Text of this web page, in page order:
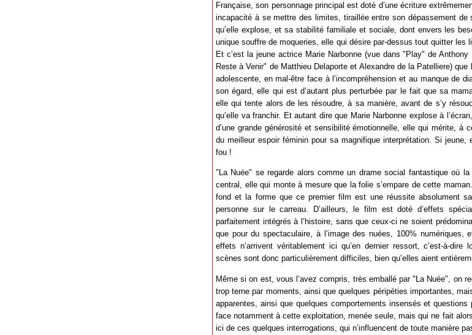
Française, son personnage principal est doté d’une écriture
incapacité à se mettre des limites, tiraillée entre son dépassement de
qu’elle explose, et sa stabilité familiale et sociale, dont envers les
unique souffre de moqueries, elle qui désire par-dessus tout quitter les
Et c’est la jeune actrice Marie Narbonne (vue dans "Play" de
Reste à Venir" de Matthieu Delaporte et Alexandre de la Patelliere)
adolescente, en mal-être face à l’incompréhension et au manque de
son égard, elle qui est d’autant plus perturbée par le fait que sa
elle qui tente alors de les résoudre, à sa manière, avant de s’y
qu’elle va franchir. Et autant dire que Marie Narbonne explose à
d’une grande générosité et sensibilité émotionnelle, elle qui mérite, à
du meilleur espoir féminin pour sa magnifique interprétation. Si jeune,
fou !
"La Nuée" se regarde alors comme un drame social fantastique où
central, elle qui monte à mesure que la folie s’empare de cette
fond et la forme que ce premier film est une réussite absolument
personne sur le carreau. D’ailleurs, le film est doté d’effets
parfaitement intégrés à l’histoire, sans que ceux-ci ne soient
que pour du spectaculaire, à l’image des nuées, 100% numériques,
effets n’arrivent véritablement ici qu’en dernier ressort, c’est-à-dire
scènes sont donc particulièrement difficiles, bien qu’elles aient
Même si on est, vous l’avez compris, très emballé par "La Nuée", on
trop terne par moments, ainsi que quelques péripéties importantes,
apparentes, ainsi que quelques comportements insensés et questions
face notamment à cette exploitation, menée seule, mais qui ne fait
ici de ces quelques interrogations, qui n’influencent de toute manière